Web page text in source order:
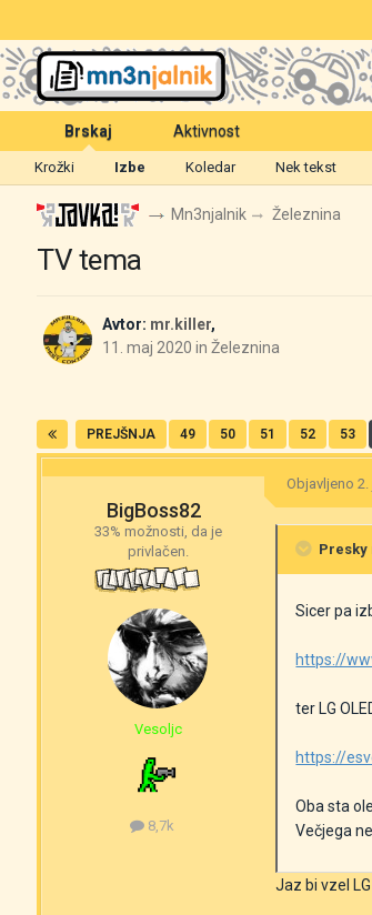
Brskaj
Krožki Izbe Koledar Nek tekst
Aktivnost
Mn3njalnik Železnina
TV tema
Avtor: mr.killer,
11. maj 2020 inŽeleznina
PREJŠNJA 49 50 51 52 53
BigBoss82
33% možnosti, da je
privlačen.
Vesoljc
8,7k
Objavljeno
Presky
Sicer pa
https://
ter LG
https://
Oba sta
Večjega
Jaz bi vzel LG